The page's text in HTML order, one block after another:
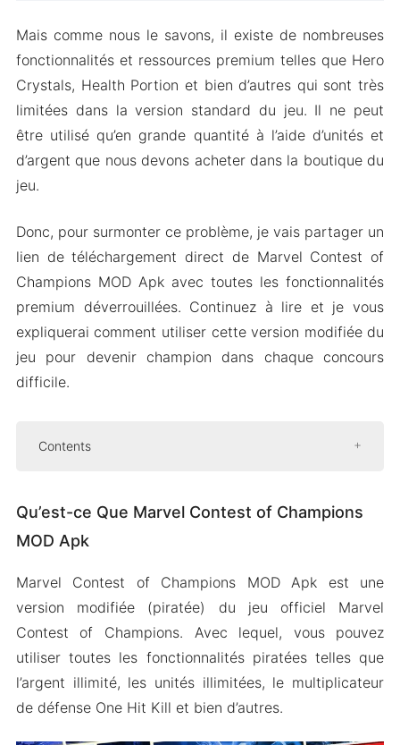
Mais comme nous le savons, il existe de nombreuses
fonctionnalités et ressources premium telles que Hero
Crystals, Health Portion et bien d’autres qui sont très
limitées dans la version standard du jeu. Il ne peut
être utilisé qu’en grande quantité à l’aide d’unités et
d’argent que nous devons acheter dans la boutique du
jeu.
Donc, pour surmonter ce problème, je vais partager un
lien de téléchargement direct de Marvel Contest of
Champions MOD Apk avec toutes les fonctionnalités
premium déverrouillées. Continuez à lire et je vous
expliquerai comment utiliser cette version modifiée du
jeu pour devenir champion dans chaque concours
difficile.
Contents
MOD Apk
Caractéristiques de Marvel Contest of
Unités illimitées
Argent illimité
Tuer en un seul coup
Système anti-interdiction
Cristaux illimités
Qu’est-ce Que Marvel Contest of Champions
MOD Apk
Marvel Contest of Champions MOD Apk est une
version modifiée (piratée) du jeu officiel Marvel
Contest of Champions. Avec lequel, vous pouvez
utiliser toutes les fonctionnalités piratées telles que
l’argent illimité, les unités illimitées, le multiplicateur
de défense One Hit Kill et bien d’autres.